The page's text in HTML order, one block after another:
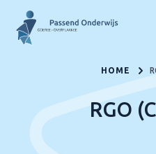
HOME
RGO